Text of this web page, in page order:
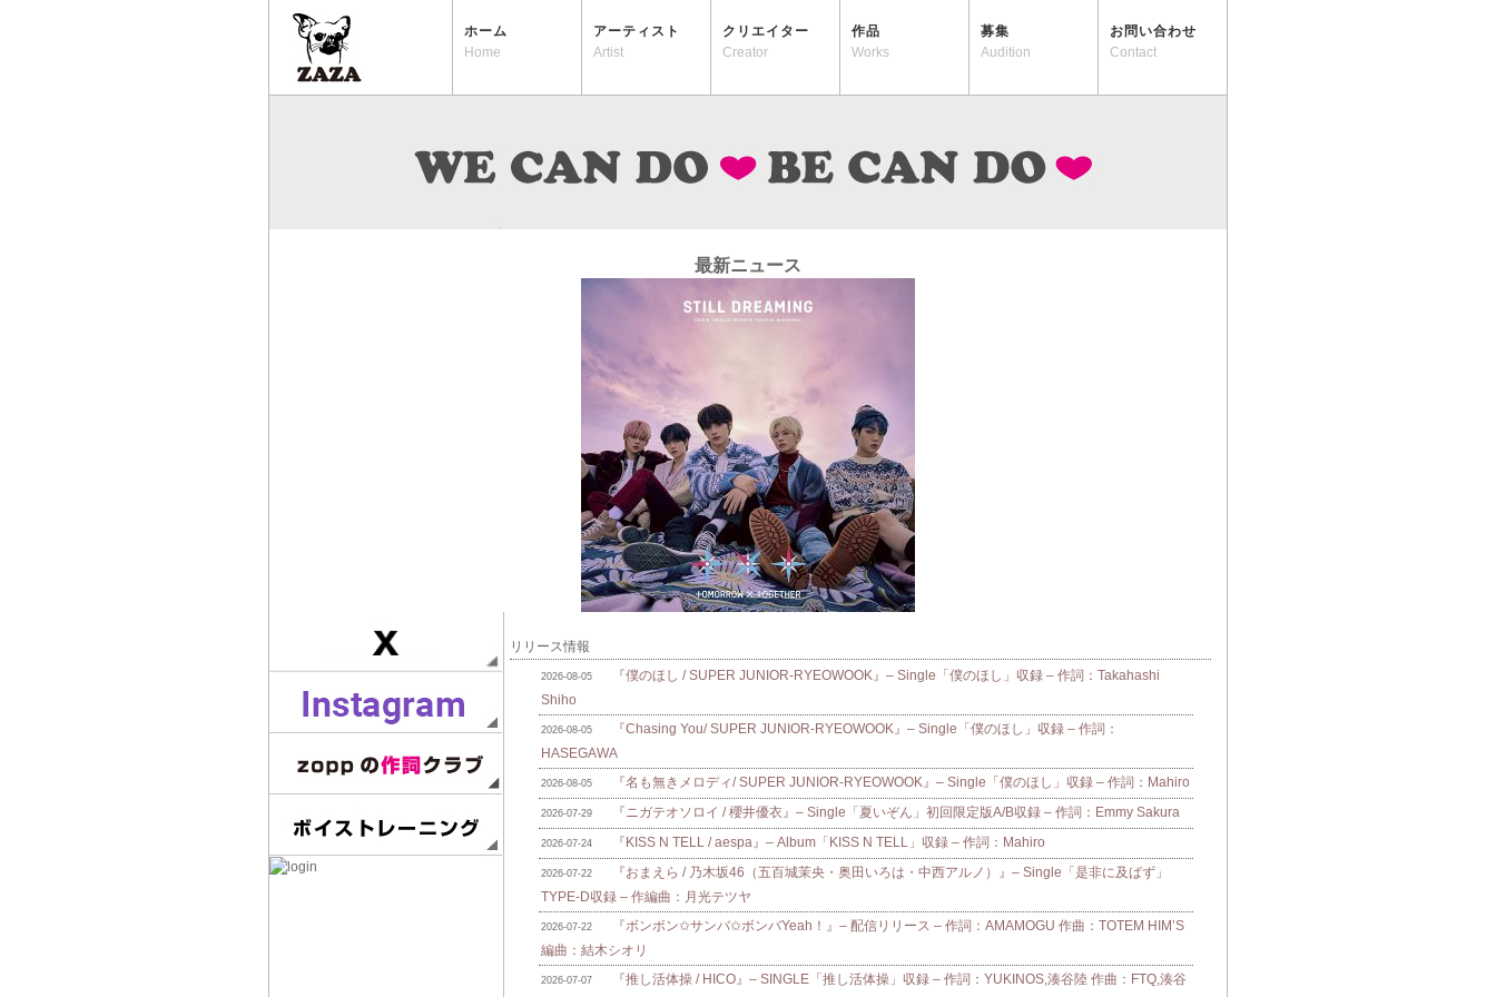
ホーム
Home
アーティスト
Artist
クリエイター
Creator
作品
Works
募集
Audition
お問い合わせ
Contact
最新ニュース
リリース情報
2026-08-05
『僕のほし / SUPER JUNIOR-RYEOWOOK』– Single「僕のほし」収録 – 作詞：Takahashi
Shiho
2026-08-05
『Chasing You/ SUPER JUNIOR-RYEOWOOK』– Single「僕のほし」収録 – 作詞：
HASEGAWA
2026-08-05 『名も無きメロディ/ SUPER JUNIOR-RYEOWOOK』– Single「僕のほし」収録 – 作詞：Mahiro
2026-07-29 『ニガテオソロイ / 櫻井優衣』– Single「夏いぞん」初回限定版A/B収録 – 作詞：Emmy Sakura
2026-07-24 『KISS N TELL / aespa』– Album「KISS N TELL」収録 – 作詞：Mahiro
2026-07-22
『おまえら / 乃木坂46（五百城茉央・奥田いろは・中西アルノ）』– Single「是非に及ばず」
TYPE-D収録 – 作編曲：月光テツヤ
2026-07-22
『ボンボン✩サンバ✩ボンバYeah！』– 配信リリース – 作詞：AMAMOGU 作曲：TOTEM HIM’S
編曲：結木シオリ
2026-07-07
『推し活体操 / HICO』– SINGLE「推し活体操」収録 – 作詞：YUKINOS,湊谷陸 作曲：FTQ,湊谷